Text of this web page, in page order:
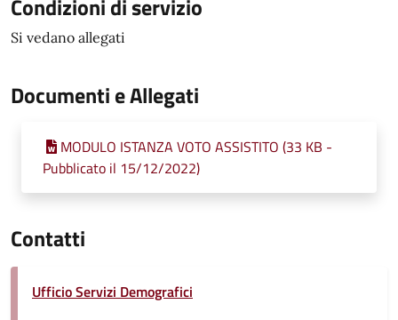
Condizioni di servizio
Si vedano allegati
Documenti e Allegati
MODULO ISTANZA VOTO ASSISTITO (33 KB -
Pubblicato il 15/12/2022)
Contatti
Ufficio Servizi Demografici